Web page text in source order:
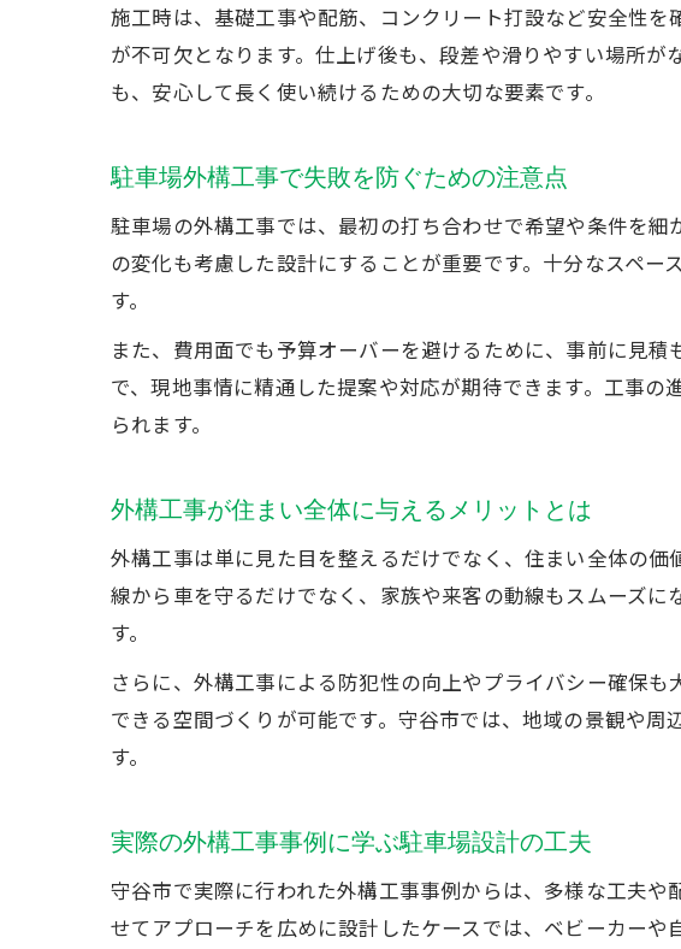
外構
外構
カー
外構
外構
施工時は、基礎工事や配筋、コンクリート打設など安全性
が不可欠となります。仕上げ後も、段差や滑りやすい場所
も、安心して長く使い続けるための大切な要素です。
駐車場外構工事で失敗を防ぐための注意点
駐車場の外構工事では、最初の打ち合わせで希望や条件を
の変化も考慮した設計にすることが重要です。十分なスペ
す。
また、費用面でも予算オーバーを避けるために、事前に見
で、現地事情に精通した提案や対応が期待できます。工事
られます。
外構工事が住まい全体に与えるメリットとは
外構工事は単に見た目を整えるだけでなく、住まい全体の
線から車を守るだけでなく、家族や来客の動線もスムーズ
す。
さらに、外構工事による防犯性の向上やプライバシー確保
できる空間づくりが可能です。守谷市では、地域の景観や
す。
実際の外構工事事例に学ぶ駐車場設計の工夫
守谷市で実際に行われた外構工事事例からは、多様な工夫
せてアプローチを広めに設計したケースでは、ベビーカー